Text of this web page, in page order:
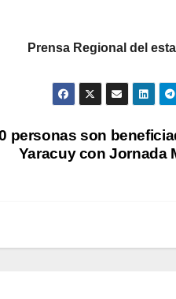
Prensa Regional del
personas son
Yaracuy con Jornada